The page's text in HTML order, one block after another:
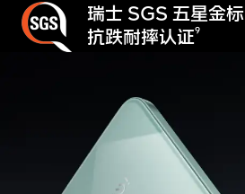
瑞士 SGS 五星金标
抗跌耐摔认证